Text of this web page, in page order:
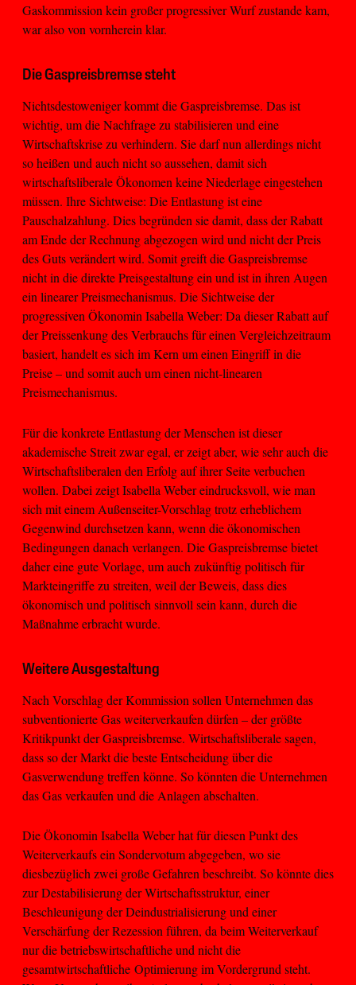
Gaskommission kein großer progressiver Wurf zustande kam,
war also von vornherein klar.
Die Gaspreisbremse steht
Nichtsdestoweniger kommt die Gaspreisbremse. Das ist
wichtig, um die Nachfrage zu stabilisieren und eine
Wirtschaftskrise zu verhindern. Sie darf nun allerdings nicht
so heißen und auch nicht so aussehen, damit sich
wirtschaftsliberale Ökonomen keine Niederlage eingestehen
müssen. Ihre Sichtweise: Die Entlastung ist eine
Pauschalzahlung. Dies begründen sie damit, dass der Rabatt
am Ende der Rechnung abgezogen wird und nicht der Preis
des Guts verändert wird. Somit greift die Gaspreisbremse
nicht in die direkte Preisgestaltung ein und ist in ihren Augen
ein linearer Preismechanismus. Die Sichtweise der
progressiven Ökonomin Isabella Weber: Da dieser Rabatt auf
der Preissenkung des Verbrauchs für einen Vergleichzeitraum
basiert, handelt es sich im Kern um einen Eingriff in die
Preise – und somit auch um einen nicht-linearen
Preismechanismus.
Für die konkrete Entlastung der Menschen ist dieser
akademische Streit zwar egal, er zeigt aber, wie sehr auch die
Wirtschaftsliberalen den Erfolg auf ihrer Seite verbuchen
wollen. Dabei zeigt Isabella Weber eindrucksvoll, wie man
sich mit einem Außenseiter-Vorschlag trotz erheblichem
Gegenwind durchsetzen kann, wenn die ökonomischen
Bedingungen danach verlangen. Die Gaspreisbremse bietet
daher eine gute Vorlage, um auch zukünftig politisch für
Markteingriffe zu streiten, weil der Beweis, dass dies
ökonomisch und politisch sinnvoll sein kann, durch die
Maßnahme erbracht wurde.
Weitere Ausgestaltung
Nach Vorschlag der Kommission sollen Unternehmen das
subventionierte Gas weiterverkaufen dürfen – der größte
Kritikpunkt der Gaspreisbremse. Wirtschaftsliberale sagen,
dass so der Markt die beste Entscheidung über die
Gasverwendung treffen könne. So könnten die Unternehmen
das Gas verkaufen und die Anlagen abschalten.
Die Ökonomin Isabella Weber hat für diesen Punkt des
Weiterverkaufs ein Sondervotum abgegeben, wo sie
diesbezüglich zwei große Gefahren beschreibt. So könnte dies
zur Destabilisierung der Wirtschaftsstruktur, einer
Beschleunigung der Deindustrialisierung und einer
Verschärfung der Rezession führen, da beim Weiterverkauf
nur die betriebswirtschaftliche und nicht die
gesamtwirtschaftliche Optimierung im Vordergrund steht.